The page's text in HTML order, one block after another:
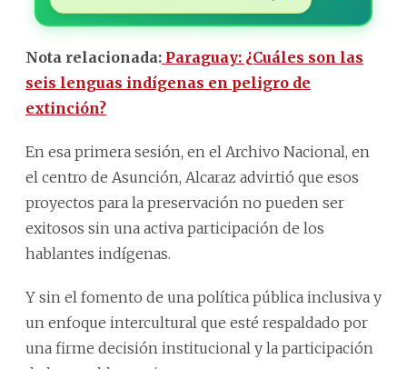
Nota relacionada: Paraguay: ¿Cuáles son las
seis lenguas indígenas en peligro de
extinción?
En esa primera sesión, en el Archivo Nacional, en
el centro de Asunción, Alcaraz advirtió que esos
proyectos para la preservación no pueden ser
exitosos sin una activa participación de los
hablantes indígenas.
Y sin el fomento de una política pública inclusiva y
un enfoque intercultural que esté respaldado por
una firme decisión institucional y la participación